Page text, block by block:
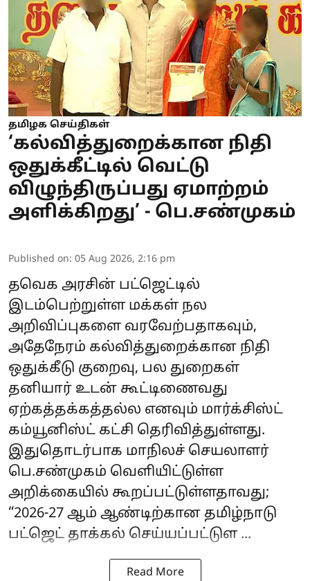
தமிழக செய்திகள்
‘கல்வித்துறைக்கான நிதி
ஒதுக்கீட்டில் வெட்டு
விழுந்திருப்பது ஏமாற்றம்
அளிக்கிறது’ - பெ.சண்முகம்
Published on: 05 Aug 2026, 2:16 pm
தவெக அரசின் பட்ஜெட்டில்
இடம்பெற்றுள்ள மக்கள் நல
அறிவிப்புகளை வரவேற்பதாகவும்,
அதேநேரம் கல்வித்துறைக்கான நிதி
ஒதுக்கீடு குறைவு, பல துறைகள்
தனியார் உடன் கூட்டிணைவது
ஏற்கத்தக்கத்தல்ல எனவும் மார்க்சிஸ்ட்
கம்யூனிஸ்ட் கட்சி தெரிவித்துள்ளது.
இதுதொடர்பாக மாநிலச் செயலாளர்
பெ.சண்முகம் வெளியிட்டுள்ள
அறிக்கையில் கூறப்பட்டுள்ளதாவது;
“2026-27 ஆம் ஆண்டிற்கான தமிழ்நாடு
பட்ஜெட் தாக்கல் செய்யப்பட்டுள ...
Read More